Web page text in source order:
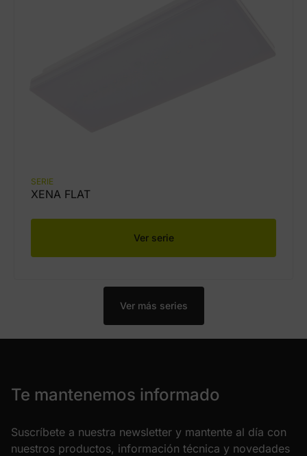
SERIE
XENA FLAT
Ver serie
Ver más series
Te mantenemos informado
Suscríbete a nuestra newsletter y mantente al día con
nuestros productos, información técnica y novedades